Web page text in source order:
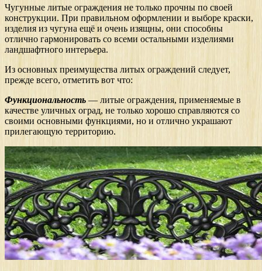
Чугунные литые ограждения не только прочны по своей
конструкции. При правильном оформлении и выборе краски,
изделия из чугуна ещё и очень изящны, они способны
отлично гармонировать со всеми остальными изделиями
ландшафтного интерьера.
Из основных преимущества литых ограждений следует,
прежде всего, отметить вот что:
Функциональность — литые ограждения, применяемые в
качестве уличных оград, не только хорошо справляются со
своими основными функциями, но и отлично украшают
прилегающую территорию.